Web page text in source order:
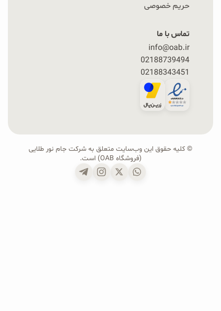
حریم خصوصی
تماس با ما
info@oab.ir
02188739494
02188343451
© کلیه حقوق این وب‌سایت متعلق به شرکت جام نور طلایی
(فروشگاه OAB) است.